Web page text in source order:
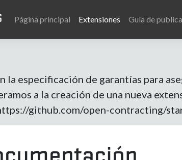
Página principal Extensiones Guía de
especificación de garantías para
a la creación de una nueva
github.com/open-contracting/